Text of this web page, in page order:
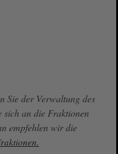
Sie der Verwaltung des
sich an die Fraktionen
empfehlen wir die